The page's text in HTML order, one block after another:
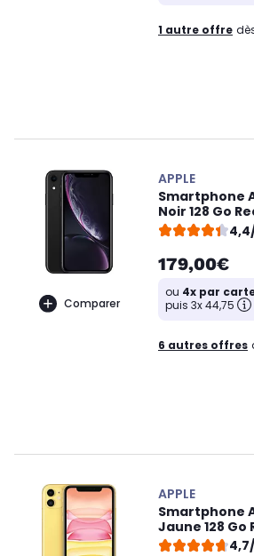
1 autre offre
Comparer
APPLE
Smartphone
Noir 128 Go
179,00€
ou 4x par
puis 3x 44,75
6 autres offres
APPLE
Smartphone
Jaune 128